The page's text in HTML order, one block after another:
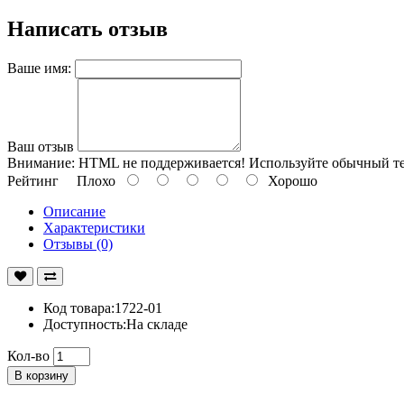
Написать отзыв
Ваше имя:
Ваш отзыв
Внимание: HTML не поддерживается! Используйте обычный
Рейтинг Плохо
Хорошо
Описание
Характеристики
Отзывы (0)
Код товара:1722-01
Доступность:На складе
Кол-во
В корзину